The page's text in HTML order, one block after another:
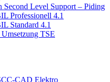
Level Support – Piding
Professionell 4.1
Standard 4.1
TSE
CAD Elektro